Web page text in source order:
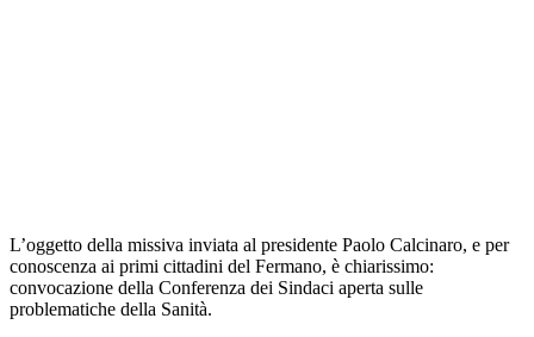
L’oggetto della missiva inviata al presidente Paolo Calcinaro, e per
conoscenza ai primi cittadini del Fermano, è chiarissimo:
convocazione della Conferenza dei Sindaci aperta sulle
problematiche della Sanità.